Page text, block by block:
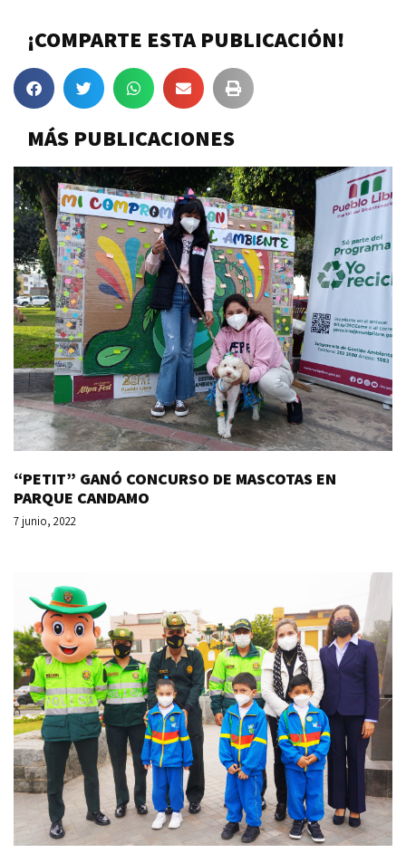
¡COMPARTE ESTA PUBLICACIÓN!
MÁS PUBLICACIONES
“PETIT” GANÓ CONCURSO DE MASCOTAS EN
PARQUE CANDAMO
7 junio, 2022